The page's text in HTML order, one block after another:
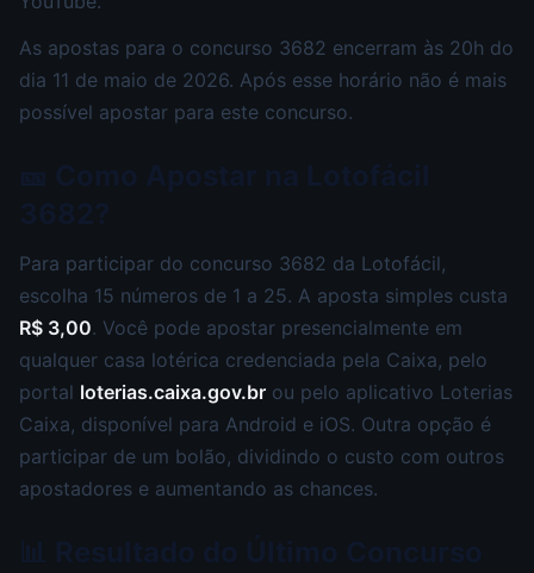
As apostas para o concurso 3682 encerram às 20h do
dia 11 de maio de 2026. Após esse horário não é mais
possível apostar para este concurso.
Para participar do concurso 3682 da Lotofácil,
escolha 15 números de 1 a 25. A aposta simples custa
R$ 3,00. Você pode apostar presencialmente em
qualquer casa lotérica credenciada pela Caixa, pelo
portal loterias.caixa.gov.br ou pelo aplicativo Loterias
Caixa, disponível para Android e iOS. Outra opção é
participar de um bolão, dividindo o custo com outros
apostadores e aumentando as chances.